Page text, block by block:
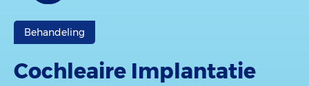
Behandeling
Cochleaire Implantatie